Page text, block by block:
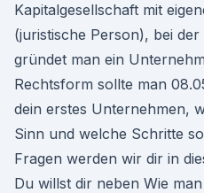
Kapitalgesellschaft mit
(juristische Person), bei
gründet man ein
Rechtsform sollte man
dein erstes Unternehmen,
Sinn und welche Schritte
Fragen werden wir dir in
Du willst dir neben Wie